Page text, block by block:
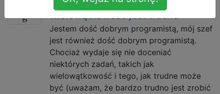
wielowątkowość jest trudna
Jestem dość dobrym programistą, mój szef
jest również dość dobrym programistą.
Chociaż wydaje się nie doceniać
niektórych zadań, takich jak
wielowątkowość i tego, jak trudne może
być (uważam, że bardzo trudno jest zrobić